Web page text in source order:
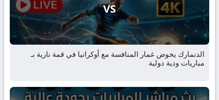
VS
الدنمارك يخوض غمار المنافسة مع أوكرانيا في قمة نارية بـ
مباريات ودية دولية